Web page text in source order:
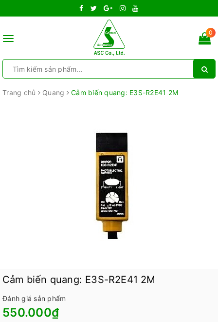
Toggle
0
Trang chủ Quang Cảm biến quang: E3S-R2E41 2M
Cảm biến quang: E3S-R2E41 2M
Đánh giá sản phẩm
550.000₫